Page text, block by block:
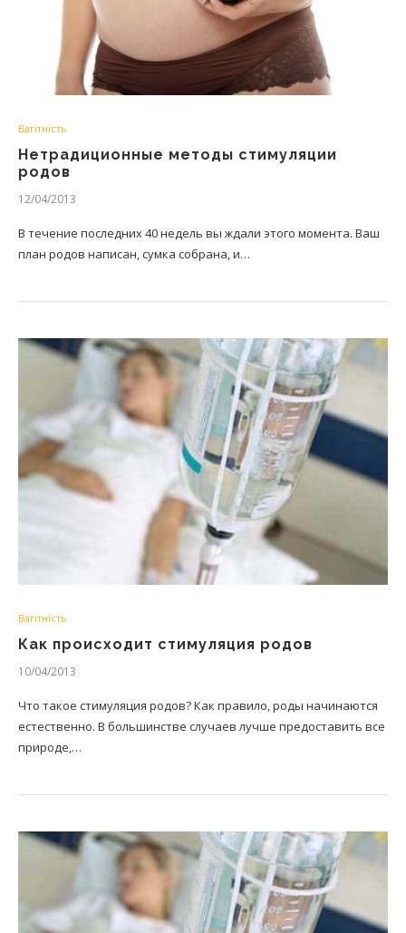
Вагітність
Нетрадиционные методы стимуляции
родов
12/04/2013
В течение последних 40 недель вы ждали этого момента. Ваш
план родов написан, сумка собрана, и…
Вагітність
Как происходит стимуляция родов
10/04/2013
Что такое стимуляция родов? Как правило, роды начинаются
естественно. В большинстве случаев лучше предоставить все
природе,…